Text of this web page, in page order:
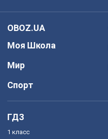
OBOZ.UA
Моя Школа
Мир
Спорт
ГДЗ
1 класс